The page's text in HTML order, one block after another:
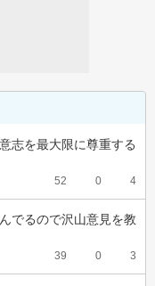
志を最大限に尊重する
52 0 4
でるので沢山意見を教
39 0 3